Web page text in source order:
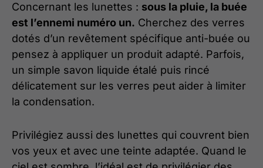
Concernant les lunettes : sous la pluie, la buée
est l’ennemi numéro un. Cherchez des verres
dotés d’un revêtement spécifique anti-buée ou
pensez à appliquer un produit adapté. Parfois,
un simple savon liquide étalé puis rincé
délicatement sur les verres peut aider à limiter
la condensation.
Privilégiez aussi des lunettes qui couvrent bien
vos yeux et avec une teinte adaptée. Quand le